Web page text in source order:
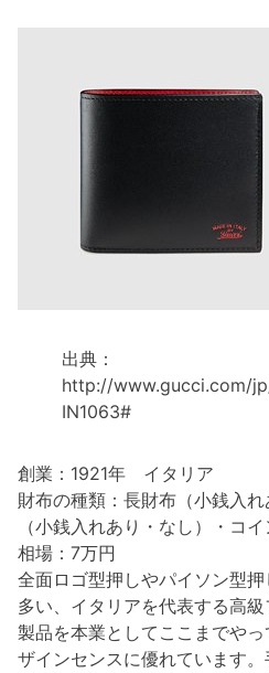
出典：
http://www.gucci.com/
IN1063#
創業：1921年 イタリア
財布の種類：長財布（小銭入
（小銭入れあり・なし）・コ
相場：7万円
全面ロゴ型押しやパイソン型
多い、イタリアを代表する高
製品を本業としてここまでや
ザインセンスに優れています